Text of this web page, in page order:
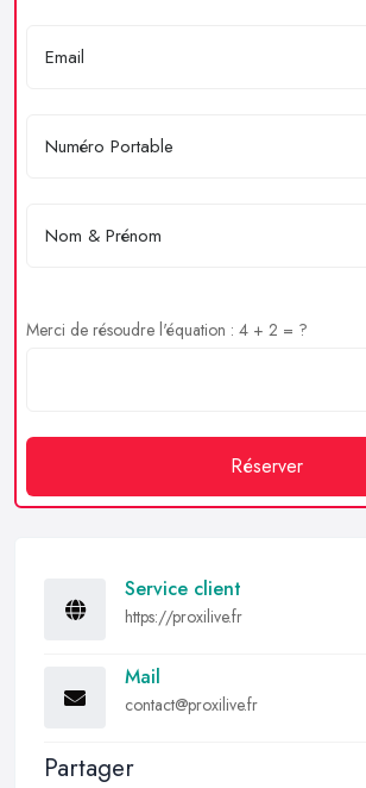
Merci de résoudre l'équation : 4 + 2 = ?
Réserver
Service client
https://proxilive.fr
Mail
contact@proxilive.fr
Partager